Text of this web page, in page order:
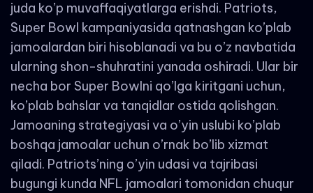
juda ko’p muvaffaqiyatlarga erishdi. Patriots,
Super Bowl kampaniyasida qatnashgan ko’plab
jamoalardan biri hisoblanadi va bu o’z navbatida
ularning shon-shuhratini yanada oshiradi. Ular bir
necha bor Super Bowlni qo’lga kiritgani uchun,
ko’plab bahslar va tanqidlar ostida qolishgan.
Jamoaning strategiyasi va o’yin uslubi ko’plab
boshqa jamoalar uchun o’rnak bo’lib xizmat
qiladi. Patriots’ning o’yin udasi va tajribasi
bugungi kunda NFL jamoalari tomonidan chuqur